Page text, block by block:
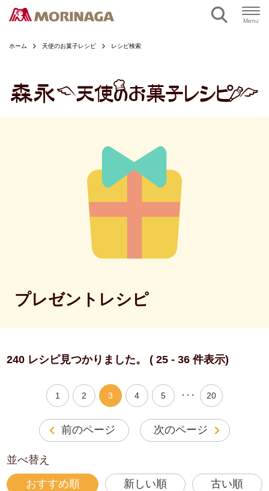
Menu
ホーム 天使のお菓子レシピ レシピ検索
プレゼントレシピ
240 レシピ見つかりました。 ( 25 - 36 件表示)
前のページ
1 2 3 4 5 ・・・ 20
次のページ
並べ替え
おすすめ順 新しい順 古い順